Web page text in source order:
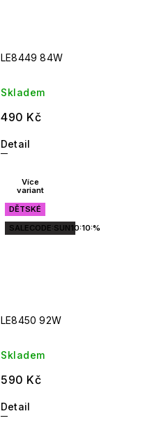
LE8449 84W
Skladem
490 Kč
Detail
Více
variant
DĚTSKÉ
SALECODE:SUN10:10:%
LE8450 92W
Skladem
590 Kč
Detail